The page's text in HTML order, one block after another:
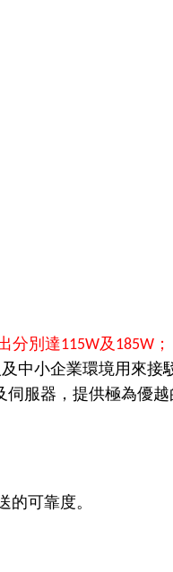
分別達115W及 185W ；
中小企業環境用來接
伺服器，提供極為優
可靠度。